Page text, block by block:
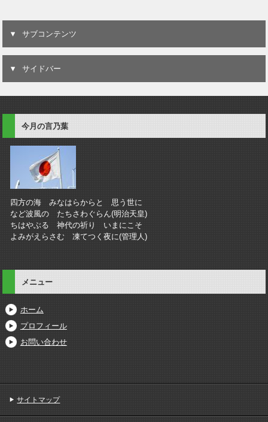
サブコンテンツ
サイドバー
今月の言乃葉
四方の海 みなはらからと 思う世に
など波風の たちさわぐらん(明治天皇)
ちはやぶる 神代の祈り いまにこそ
よみがえらさむ 凍てつく夜に(管理人)
メニュー
ホーム
プロフィール
お問い合わせ
サイトマップ